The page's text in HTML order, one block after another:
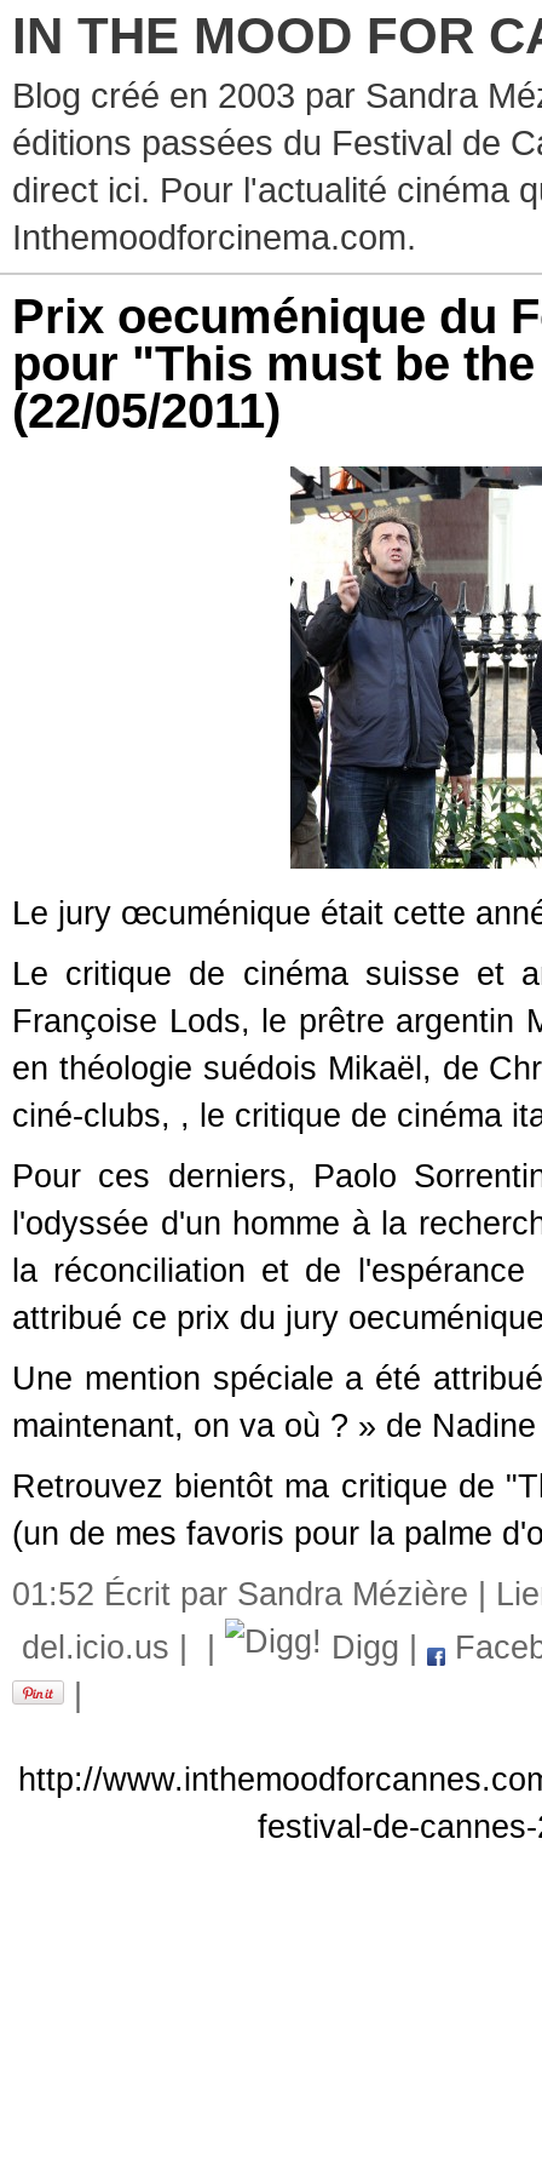
IN THE MOOD FOR
Blog créé en 2003 par Sandra
éditions passées du Festival de
direct ici. Pour l'actualité cinéma
Inthemoodforcinema.com.
Prix oecuménique du
pour "This must be
(22/05/2011)
Le jury œcuménique était cette
Le critique de cinéma suisse et
Françoise Lods, le prêtre argentin
en théologie suédois Mikaël, de
ciné-clubs, , le critique de cinéma
Pour ces derniers, Paolo
l'odyssée d'un homme à la
la réconciliation et de
attribué ce prix du jury
Une mention spéciale a été
maintenant, on va où ? » de
Retrouvez bientôt ma critique de
(un de mes favoris pour la palme
01:52 Écrit par Sandra Mézière |
del.icio.us
Digg
http://
festival-de-